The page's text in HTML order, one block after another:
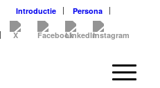
Introductie Persona